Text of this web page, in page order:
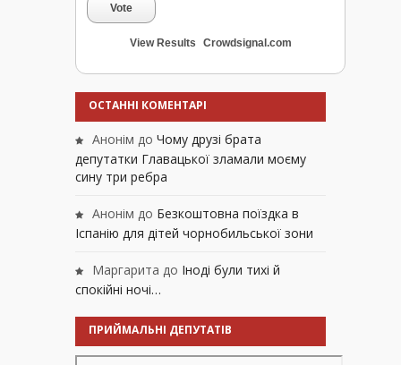
Vote
View Results Crowdsignal.com
ОСТАННІ КОМЕНТАРІ
Анонім до Чому друзі брата
депутатки Главацької зламали моєму
сину три ребра
Анонім до Безкоштовна поїздка в
Іспанію для дітей чорнобильської зони
Маргарита до Іноді були тихі й
спокійні ночі…
ПРИЙМАЛЬНІ ДЕПУТАТІВ